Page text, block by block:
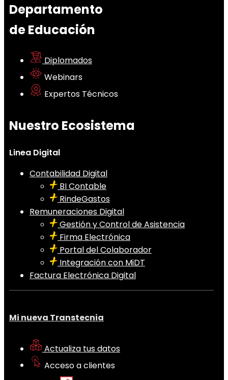
Departamento
de Educación
Diplomados
Webinars
Expertos Técnicos
Nuestro Ecosistema
Linea Digital
Contabilidad Digital
BI Contable
RindeGastos
Remuneraciones Digital
Gestión y Control de Asistencia
Firma Electrónica
Portal del Colaborador
Integración con MiDT
Factura Electrónica Digital
Mi nueva Transtecnia
Actualiza tus datos
Acceso a clientes